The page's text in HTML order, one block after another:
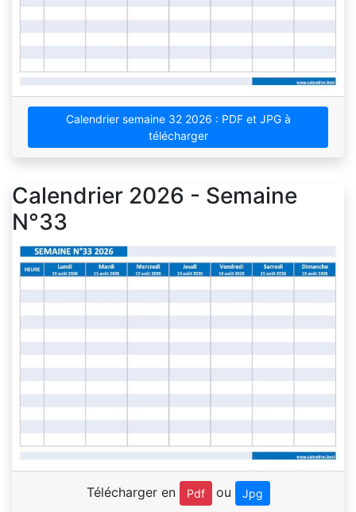
Calendrier semaine 32 2026 : PDF et JPG à
télécharger
Calendrier 2026 - Semaine
N°33
Télécharger en Pdf ou Jpg